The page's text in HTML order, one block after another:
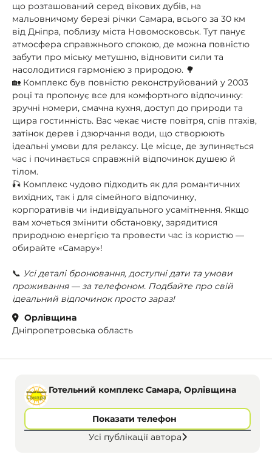
що розташований серед вікових дубів, на
мальовничому березі річки Самара, всього за 30 км
від Дніпра, поблизу міста Новомосковськ. Тут панує
атмосфера справжнього спокою, де можна повністю
забути про міську метушню, відновити сили та
насолодитися гармонією з природою. 🌳
🏡 Комплекс був повністю реконструйований у 2003
році та пропонує все для комфортного відпочинку:
зручні номери, смачна кухня, доступ до природи та
щира гостинність. Вас чекає чисте повітря, спів птахів,
затінок дерев і дзюрчання води, що створюють
ідеальні умови для релаксу. Це місце, де зупиняється
час і починається справжній відпочинок душею й
тілом.
🎣 Комплекс чудово підходить як для романтичних
вихідних, так і для сімейного відпочинку,
корпоративів чи індивідуального усамітнення. Якщо
вам хочеться змінити обстановку, зарядитися
природною енергією та провести час із користю —
обирайте «Самару»!
📞 Усі деталі бронювання, доступні дати та умови
проживання — за телефоном. Подбайте про свій
ідеальний відпочинок просто зараз!
Орлівщина
Дніпропетровська область
Готельний комплекс Самара, Орлівщина
Показати телефон
Усі публікації автора